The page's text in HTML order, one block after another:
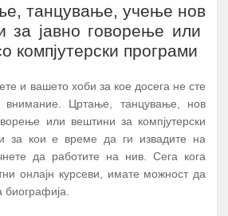
танцување, учење нов
за јавно говорење или
компјутерски програми
и вашето хоби за кое досега не сте
внимание. Цртање, танцување, нов
или вештини за компјутерски
за кои е време да ги извадите на
да работите на нив. Сега кога
онлајн курсеви, имате можност да
биографија.